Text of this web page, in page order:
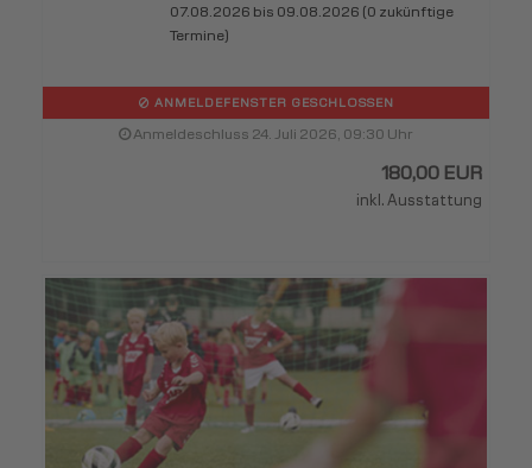
07.08.2026 bis 09.08.2026 (0 zukünftige
Termine)
ANMELDEFENSTER GESCHLOSSEN
Anmeldeschluss 24. Juli 2026, 09:30 Uhr
180,00 EUR
inkl. Ausstattung